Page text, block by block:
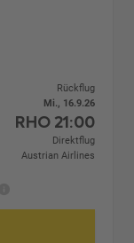
Rückflug
Mi., 16.9.26
RHO 21:00
Direktflug
Austrian Airlines